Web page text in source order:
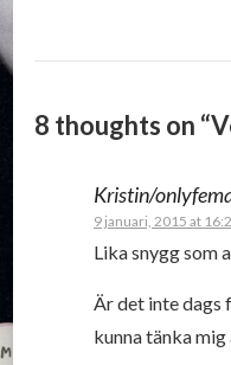
8 thoughts on “
Kristin/
9 januari, 2015 at
Lika snygg som
Är det inte dags
kunna tänka